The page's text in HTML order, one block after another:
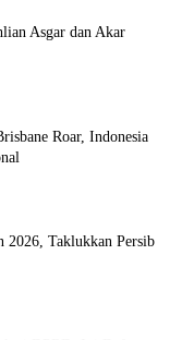
Asgar dan Akar
Roar, Indonesia
2026, Taklukkan Persib